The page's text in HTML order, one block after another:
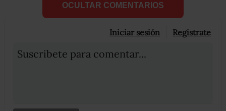
OCULTAR COMENTARIOS
Iniciar sesión Registrate
Suscribete para comentar...